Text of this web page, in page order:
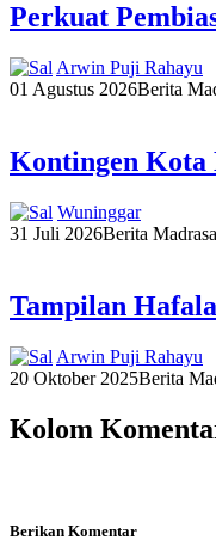
Perkuat
Arwin Puji Rahayu
01 Agustus 2026Berita
Kontingen Kota
Wuninggar
31 Juli 2026Berita
Tampilan
Arwin Puji Rahayu
20 Oktober 2025Berita
Kolom
Berikan Komentar